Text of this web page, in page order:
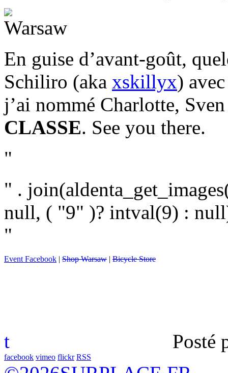
En guise d’avant-goût,
Schiliro (aka xskillyx)
j’ai nommé Charlotte,
CLASSE. See you there.
"
" .
null, ( "9" )? intval(9) :
"
Event Facebook | Shop Warsaw | Bicycle Store
t Posté
facebook vimeo flickr RSS